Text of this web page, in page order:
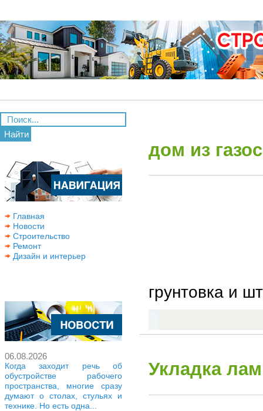
Найти
Главная
Новости
Строительство
Ремонт
Дизайн и интерьер
06.08.2026
Когда заходит речь об
обустройстве рабочего
пространства, многие сразу
думают о столах, стульях и
технике. Но есть одна...
дом из
грунтовка и
Укладка